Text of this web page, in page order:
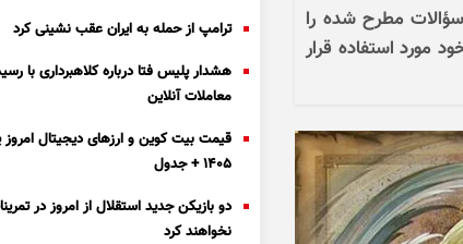
مطرح شده را
مورد استفاده قرار
ترامپ از حمله به ایران عقب نشینی کرد
هشدار پلیس فتا درباره کلاهبرداری با
معاملات آنلاین
۱۴۰۵ + جدول
دو بازیکن جدید استقلال از امروز در
نخواهند کرد